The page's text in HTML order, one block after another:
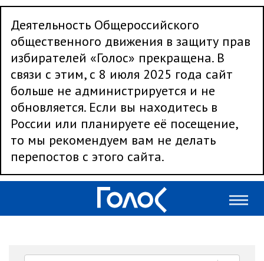
Деятельность Общероссийского
общественного движения в защиту прав
избирателей «Голос» прекращена. В
связи с этим, с 8 июля 2025 года сайт
больше не администрируется и не
обновляется. Если вы находитесь в
России или планируете её посещение,
то мы рекомендуем вам не делать
перепостов с этого сайта.